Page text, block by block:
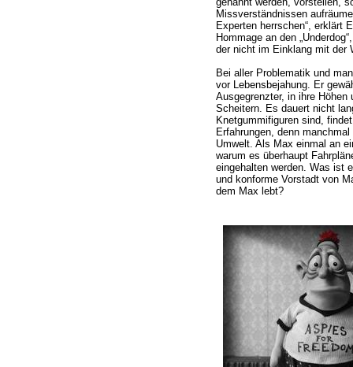
Missverständnissen
Experten herrschen“, erklärt
Hommage an den
der nicht im Einklang mit der
Bei aller Problematik und
vor Lebensbejahung. Er
Ausgegrenzter, in ihre Höhen
Scheitern. Es dauert nicht
Knetgummifiguren sind,
Erfahrungen, denn
Umwelt. Als Max einmal an
warum es überhaupt
eingehalten werden. Was ist
und konforme Vorstadt von
dem Max lebt?